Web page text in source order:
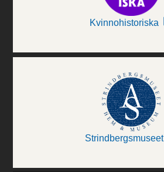
Kvinnohistoriska
Strindbergsmuseet